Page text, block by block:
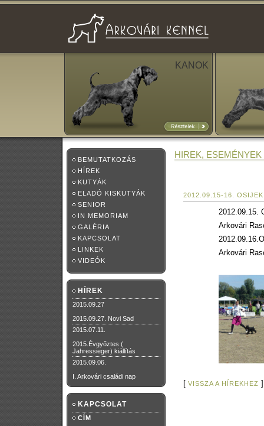
KANOK
BEMUTATKOZÁS
HÍREK
KUTYÁK
ELADÓ KISKUTYÁK
SENIOR
IN MEMORIAM
GALÉRIA
KAPCSOLAT
LINKEK
VIDEÓK
HÍREK
2015.09.27
2015.09.27. Novi Sad
2015.07.11.
2015.Évgyőztes (
Jahressieger) kiállítás
2015.09.06.
I. Arkovári családi nap
KAPCSOLAT
CÍM
HIREK, ESEMÉNYEK
2012.09.15-16.
2012.09.15.
Arkovári
Arkovári
[ VISSZA A HÍREKHEZ ]